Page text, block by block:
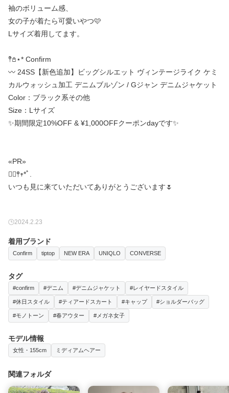
袖のボリューム感、
女の子が着たら可愛いやつ🩷
Lサイズ着用してます。
𖤥𖤘⋆* Confirm
〰️ 24SS【新色追加】ビッグシルエット ヴィンテージライク ケミ
カルウォッシュ加工 デニムブルゾン / Gジャン デニムジャケット
Color：ブラック系その他
Size：Lサイズ
✨️期間限定10%OFF & ¥1,000OFFクーポンdayです✨️
«PR»
❁⃘𖤣𖥧*ﾟ.
いつも見に来ていただいてありがとうございます🌷
2024.2.23
着用ブランド
Confirm tiptop NEW ERA UNIQLO CONVERSE
タグ
#confirm #デニム #デニムジャケット #レイヤードスタイル
#休日スタイル #ティアードスカート #キャップ #ショルダーバッグ
#モノトーン #春アウター #メガネ女子
モデル情報
女性・155cm ミディアムヘアー
関連フォルダ